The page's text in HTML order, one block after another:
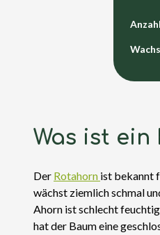
Was ist ein
Der Rotahorn ist bekannt
wächst ziemlich schmal
Ahorn ist schlecht
hat der Baum eine